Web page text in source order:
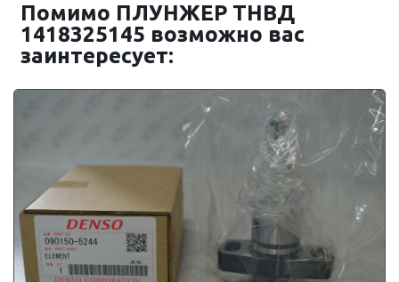
Помимо ПЛУНЖЕР ТНВД
1418325145 возможно вас
заинтересует: